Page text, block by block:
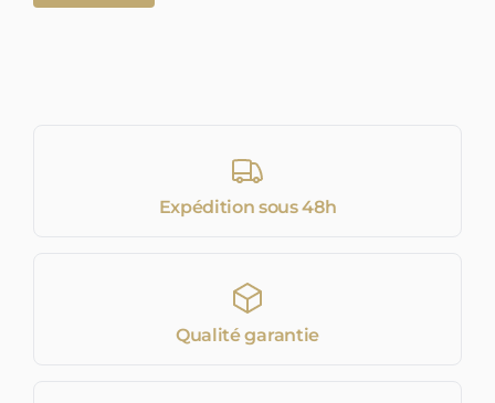
Expédition sous 48h
Qualité garantie